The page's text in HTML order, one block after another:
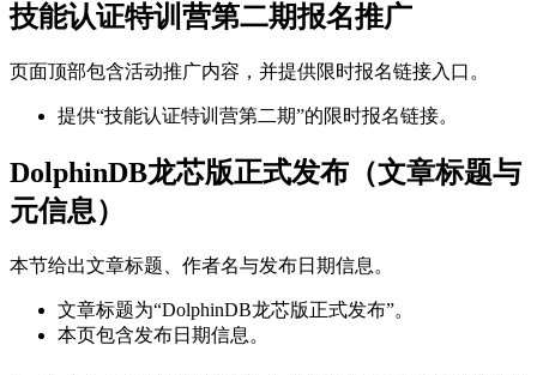
技能认证特训营第二期报名推广
页面顶部包含活动推广内容，并提供限时报名链接入口。
提供“技能认证特训营第二期”的限时报名链接。
DolphinDB龙芯版正式发布（文章标题与
元信息）
本节给出文章标题、作者名与发布日期信息。
文章标题为“DolphinDB龙芯版正式发布”。
本页包含发布日期信息。